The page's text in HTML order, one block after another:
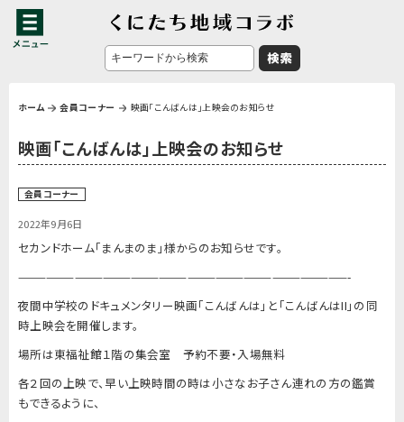
ホーム 会員コーナー 映画「こんばんは」上映会のお知らせ
映画「こんばんは」上映会のお知らせ
会員コーナー
2022年9月6日
セカンドホーム「まんまのま」様からのお知らせです。
———————————————————————————————————-
夜間中学校のドキュメンタリー映画「こんばんは」と「こんばんはII」の同
時上映会を開催します。
場所は東福祉館１階の集会室 予約不要・入場無料
各２回の上映で、早い上映時間の時は小さなお子さん連れの方の鑑賞
もできるように、